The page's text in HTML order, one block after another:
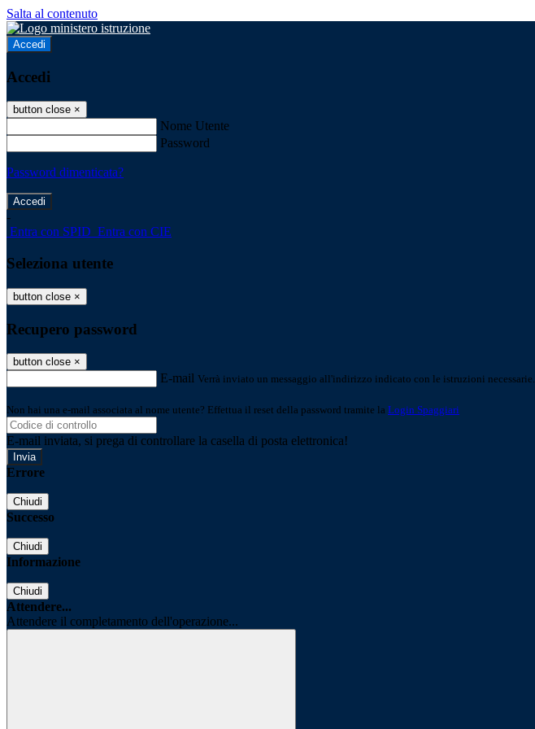
Salta al contenuto
Accedi
Accedi
button close ×
Nome Utente
Password
Password dimenticata?
-
Entra con SPID Entra con CIE
Seleziona utente
button close ×
Recupero password
button close ×
E-mail Verrà inviato un messaggio all'indirizzo indicato con le istruzioni necessarie.
Non hai una e-mail associata al nome utente? Effettua il reset della password tramite la Login Spaggiari
E-mail inviata, si prega di controllare la casella di posta elettronica!
Errore
Chiudi
Successo
Chiudi
Informazione
Chiudi
Attendere...
Attendere il completamento dell'operazione...